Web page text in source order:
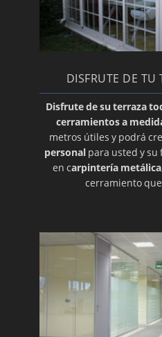
DISFRUTE DE TU
Disfrute de su terraza
cerramientos a
metros útiles y podrá
personal para usted y su
en carpintería metálica
cerramiento